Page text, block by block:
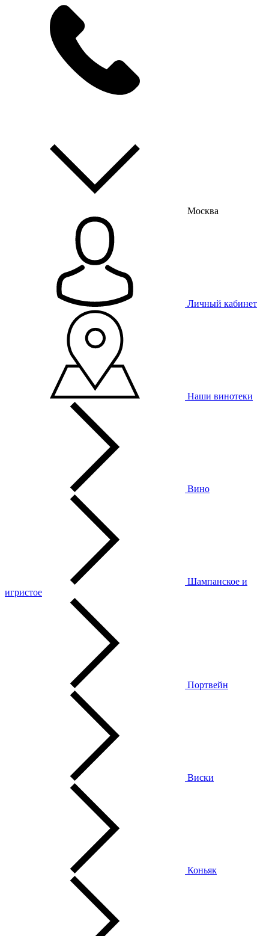
Москва
Личный кабинет
Наши винотеки
Вино
Шампанское и
игристое
Портвейн
Виски
Коньяк